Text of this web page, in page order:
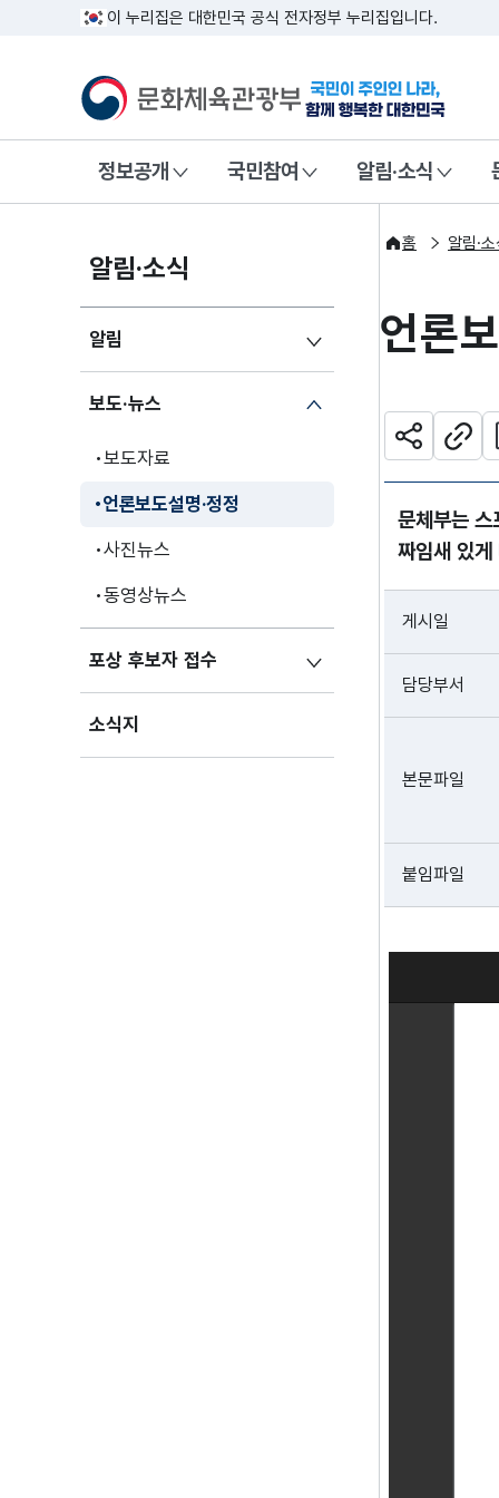
이 누리집은 대한민국 공식 전자정부 누리집입니다.
문화체육관광부국민이 주인
정보공개 국민참여 알림·소식
알림·소식
알림
보도·뉴스
보도자료
언론보도설명·정정
사진뉴스
동영상뉴스
포상 후보자 접수
소식지
홈 알림·소
언론
공유하기주소
문체부는
짜임새 있게
게시일
담당부서
본문파일
붙임파일